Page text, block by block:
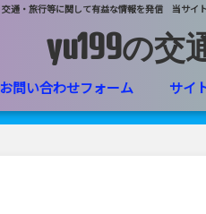
交通・旅行等に関して有益な情報を発信 当サイ
yu199の交
お問い合わせフォーム サイ